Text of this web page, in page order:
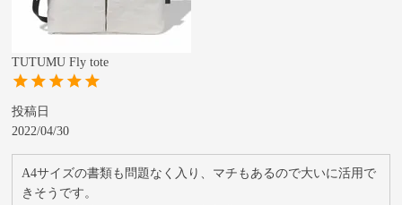
TUTUMU Fly tote
投稿日
2022/04/30
A4サイズの書類も問題なく入り、マチもあるので大いに活用で
きそうです。